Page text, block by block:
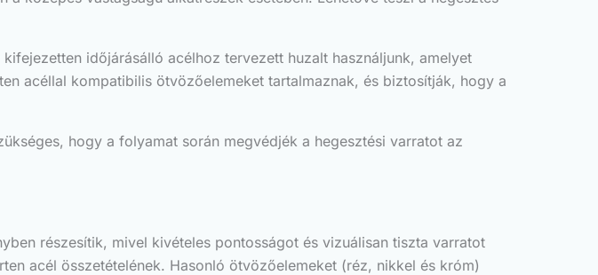
időjárásálló acélhoz tervezett huzalt használjunk, amelyet
acéllal kompatibilis ötvözőelemeket tartalmaznak, és biztosítják, hogy a
hogy a folyamat során megvédjék a hegesztési varratot az
részesítik, mivel kivételes pontosságot és vizuálisan tiszta varratot
acél összetételének. Hasonló ötvözőelemeket (réz, nikkel és króm)